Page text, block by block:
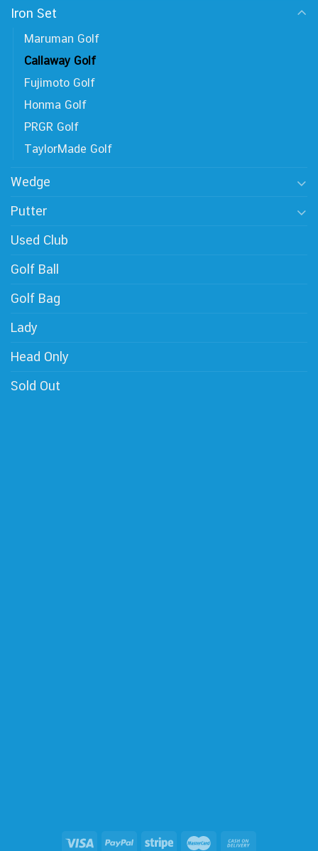
Iron Set
Maruman Golf
Callaway Golf
Fujimoto Golf
Honma Golf
PRGR Golf
TaylorMade Golf
Wedge
Putter
Used Club
Golf Ball
Golf Bag
Lady
Head Only
Sold Out